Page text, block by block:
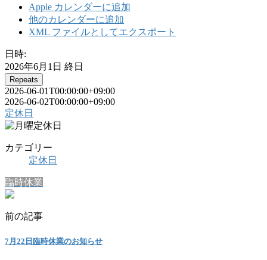
Apple カレンダーに追加
他のカレンダーに追加
XML ファイルとしてエクスポート
日時:
2026年6月1日 終日
Repeats
2026-06-01T00:00:00+09:00
2026-06-02T00:00:00+09:00
定休日
カテゴリー
定休日
臨時休業
前の記事
7月22日臨時休業のお知らせ